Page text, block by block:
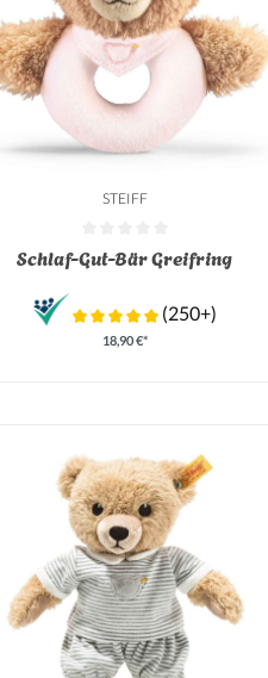
STEIFF
Bewertung von 0 von
Schlaf-Gut-Bär Greifring
(250+)
18,90 €*